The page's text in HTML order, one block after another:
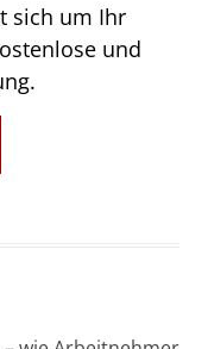
sich um Ihr
und